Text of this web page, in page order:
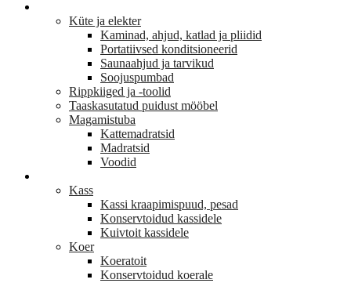
Küte ja elekter
Kaminad, ahjud, katlad ja pliidid
Portatiivsed konditsioneerid
Saunaahjud ja tarvikud
Soojuspumbad
Rippkiiged ja -toolid
Taaskasutatud puidust mööbel
Magamistuba
Kattemadratsid
Madratsid
Voodid
Kass
Kassi kraapimispuud, pesad
Konservtoidud kassidele
Kuivtoit kassidele
Koer
Koeratoit
Konservtoidud koerale